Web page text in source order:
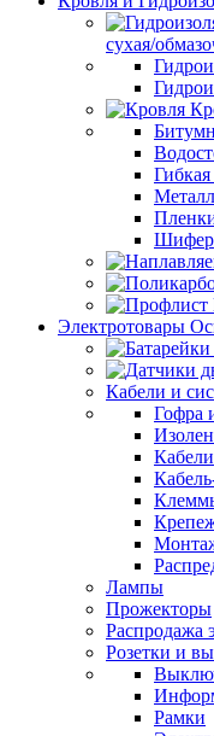
сухая/
Шифер
Электротовары
Кабели и
Гофра
Кабели
Лампы
Прожекторы
Распродажа
Розетки и
Рамки